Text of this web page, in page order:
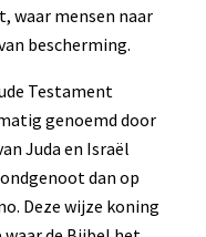
waar mensen naar
bescherming.
Testament
genoemd door
Juda en Israël
dan op
Deze wijze koning